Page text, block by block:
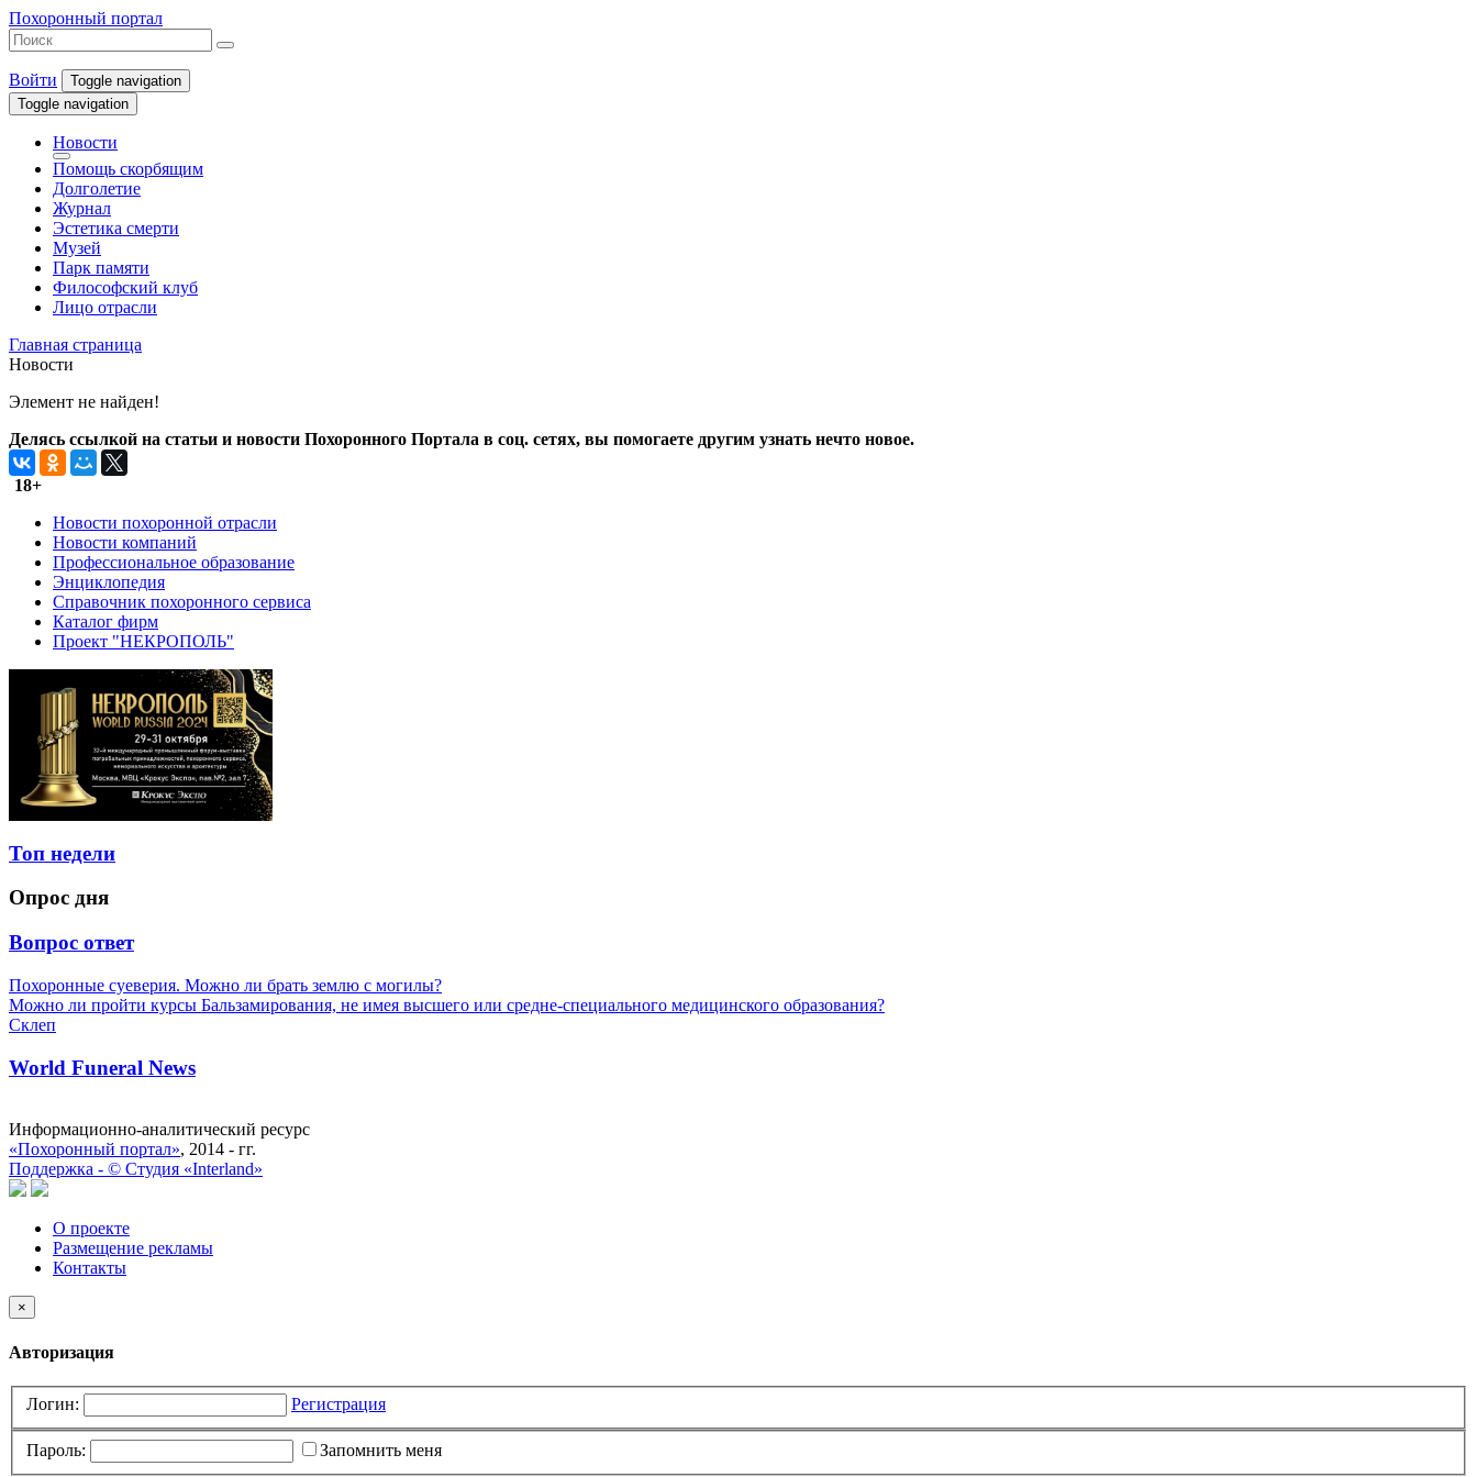
Похоронный портал
Войти
Toggle navigation
Toggle navigation
Новости
Помощь скорбящим
Долголетие
Журнал
Эстетика смерти
Музей
Парк памяти
Философский клуб
Лицо отрасли
Главная страница
Новости
Элемент не найден!
Делясь ссылкой на статьи и новости Похоронного Портала в соц. сетях, вы помогаете другим узнать нечто новое.
18+
Новости похоронной отрасли
Новости компаний
Профессиональное образование
Энциклопедия
Справочник похоронного сервиса
Каталог фирм
Проект "НЕКРОПОЛЬ"
Топ недели
Опрос дня
Вопрос ответ
Похоронные суеверия. Можно ли брать землю с могилы?
Можно ли пройти курсы Бальзамирования, не имея высшего или средне-специального медицинского образования?
Склеп
World Funeral News
Информационно-аналитический ресурс
«Похоронный портал», 2014 - гг.
Поддержка - © Cтудия «Interland»
О проекте
Размещение рекламы
Контакты
×
Авторизация
Логин: Регистрация
Пароль:
Запомнить меня